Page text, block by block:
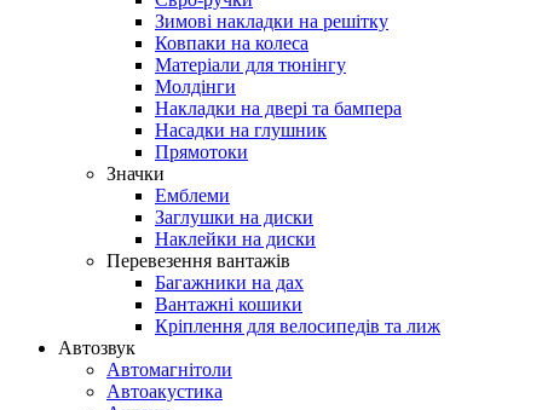
Зимові накладки на решітку
Ковпаки на колеса
Матеріали для тюнінгу
Молдінги
Накладки на двері та бампера
Насадки на глушник
Прямотоки
Значки
Емблеми
Заглушки на диски
Наклейки на диски
Перевезення вантажів
Багажники на дах
Вантажні кошики
Кріплення для велосипедів та лиж
Автозвук
Автомагнітоли
Автоакустика